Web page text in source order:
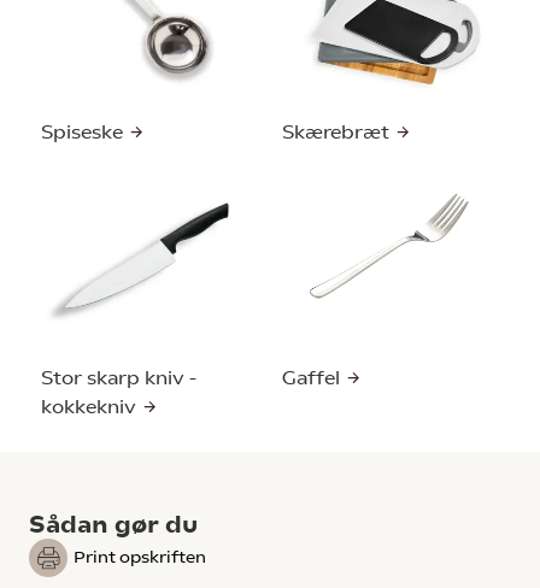
Spiseske Skærebræt
Stor skarp kniv -
kokkekniv
Gaffel
Sådan gør du
Print opskriften